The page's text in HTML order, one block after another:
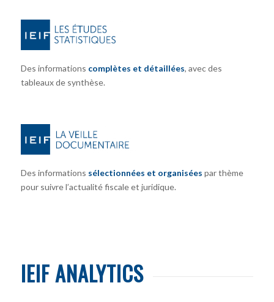
Des informations complètes et détaillées, avec des
tableaux de synthèse.
Des informations sélectionnées et organisées par thème
pour suivre l’actualité fiscale et juridique.
IEIF ANALYTICS